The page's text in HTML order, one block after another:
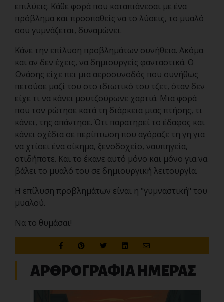
επιλύεις. Κάθε φορά που καταπιάνεσαι με ένα
πρόβλημα και προσπαθείς να το λύσεις, το μυαλό
σου γυμνάζεται, δυναμώνει.
Κάνε την επίλυση προβλημάτων συνήθεια. Ακόμα
και αν δεν έχεις, να δημιουργείς φανταστικά. Ο
Ωνάσης είχε πει μια αεροσυνοδός που συνήθως
πετούσε μαζί του στο ιδιωτικό του τζετ, όταν δεν
είχε τι να κάνει μουτζούρωνε χαρτιά. Μια φορά
που τον ρώτησε κατά τη διάρκεια μιας πτήσης, τι
κάνει, της απάντησε. Ότι παρατηρεί το έδαφος και
κάνει σχέδια σε περίπτωση που αγόραζε τη γη για
να χτίσει ένα οίκημα, ξενοδοχείο, ναυπηγεία,
οτιδήποτε. Και το έκανε αυτό μόνο και μόνο για να
βάλει το μυαλό του σε δημιουργική λειτουργία.
Η επίλυση προβλημάτων είναι η "γυμναστική" του
μυαλού.
Να το θυμάσαι!
ΑΡΘΡΟΓΡΑΦΙΑ ΗΜΕΡΑΣ